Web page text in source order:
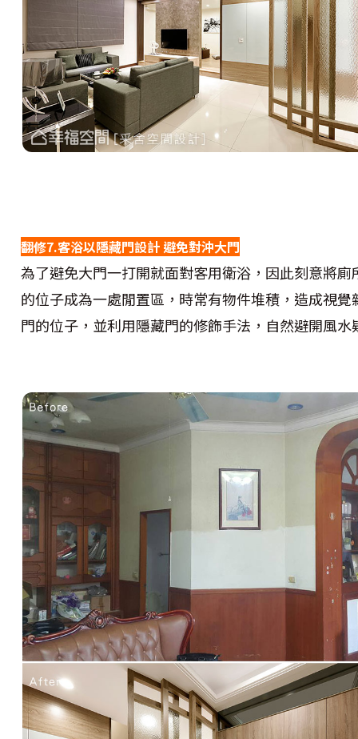
翻修7.客浴以隱藏門設計 避免對沖大門
為了避免大門一打開就面對客用衛浴，因此刻意將
的位子成為一處閒置區，時常有物件堆積，造成視
門的位子，並利用隱藏門的修飾手法，自然避開風水